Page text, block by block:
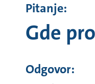
Pitanje:
Gde
Odgovor: